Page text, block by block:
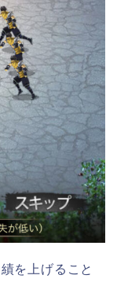
を上げること